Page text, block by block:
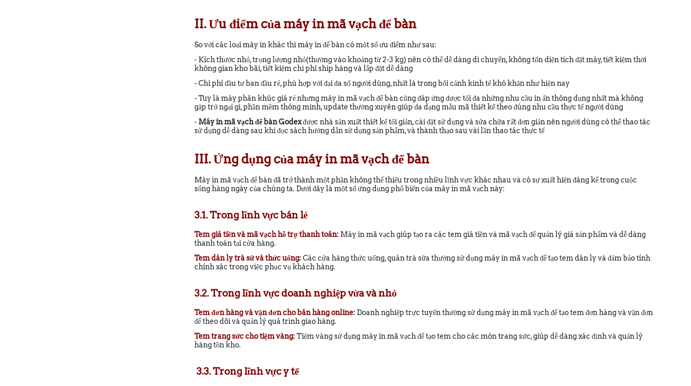
II. Ưu điểm của máy in mã vạch để bàn
So với các loại máy in khác thì máy in để bàn có một số ưu điểm như sau:
- Kích thước nhỏ, trọng lượng nhỏ(thường vào khoảng từ 2-3 kg) nên có thể dễ dàng di chuyển, không tốn diện tích đặt máy, tiết kiệm thời
không gian kho bãi, tiết kiệm chi phí ship hàng và lắp đặt dễ dàng
- Chi phí đầu tư ban đầu rẻ, phù hợp với đại đa số người dùng, nhất là trong bối cảnh kinh tế khó khăn như hiện nay
- Tuy là máy phân khúc giá rẻ nhưng máy in mã vạch để bàn cũng đáp ứng được tối đa những nhu cầu in ấn thông dụng nhất mà không
gặp trở ngại gì, phần mềm thông minh, update thường xuyên giúp đa dạng mẫu mã thiết kế theo đúng nhu cầu thực tế người dùng
- Máy in mã vạch để bàn Godexđược nhà sản xuất thiết kế tối giản, cài đặt sử dụng và sửa chữa rất đơn giản nên người dùng có thể thao tác
sử dụng dễ dàng sau khi đọc sách hướng dẫn sử dụng sản phẩm, và thành thạo sau vài lần thao tác thực tế
III. Ứng dụng của máy in mã vạch để bàn
Máy in mã vạch để bàn đã trở thành một phần không thể thiếu trong nhiều lĩnh vực khác nhau và có sự xuất hiện đáng kể trong cuộc
sống hàng ngày của chúng ta. Dưới đây là một số ứng dụng phổ biến của máy in mã vạch này:
3.1. Trong lĩnh vực bán lẻ
Tem giá tiền và mã vạch hỗ trợ thanh toán: Máy in mã vạch giúp tạo ra các tem giá tiền và mã vạch để quản lý giá sản phẩm và dễ dàng
thanh toán tại cửa hàng.
Tem dán ly trà sữ và thức uống: Các cửa hàng thức uống, quán trà sữa thường sử dụng máy in mã vạch để tạo tem dán ly và đảm bảo tính
chính xác trong việc phục vụ khách hàng.
3.2. Trong lĩnh vực doanh nghiệp vừa và nhỏ
Tem đơn hàng và vận đơn cho bán hàng online: Doanh nghiệp trực tuyến thường sử dụng máy in mã vạch để tạo tem đơn hàng và vận đơn
để theo dõi và quản lý quá trình giao hàng.
Tem trang sức cho tiệm vàng: Tiệm vàng sử dụng máy in mã vạch để tạo tem cho các món trang sức, giúp dễ dàng xác định và quản lý
hàng tồn kho.
3.3. Trong lĩnh vực y tế